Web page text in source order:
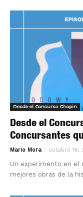
Desde el Concurso Chopin
Desde el
Concursantes
Mario Mora - octubre 16,
Un experimento en el
mejores obras de la